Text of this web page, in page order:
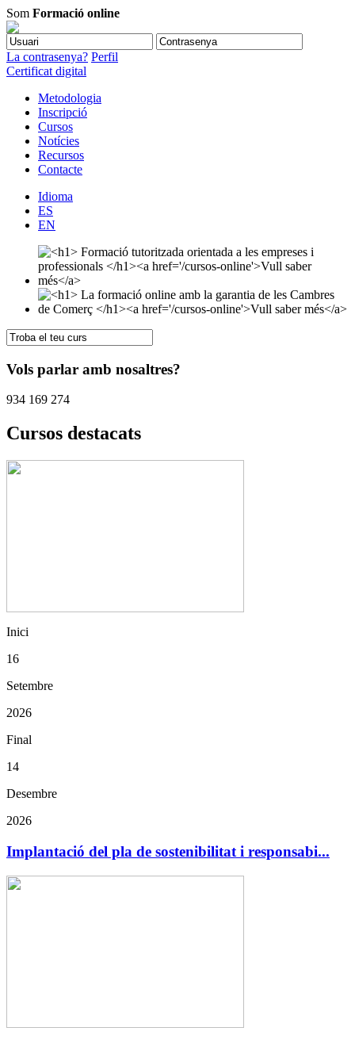
Som Formació online
La contrasenya? Perfil
Certificat digital
Metodologia
Inscripció
Cursos
Notícies
Recursos
Contacte
Idioma
ES
EN
Vols parlar amb nosaltres?
934 169 274
Cursos destacats
Inici
16
Setembre
2026
Final
14
Desembre
2026
Implantació del pla de sostenibilitat i responsabi...